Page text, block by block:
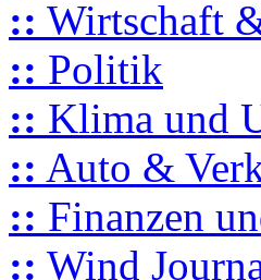
:: Wirtschaft
:: Politik
:: Klima und
:: Auto &
:: Finanzen
:: Wind